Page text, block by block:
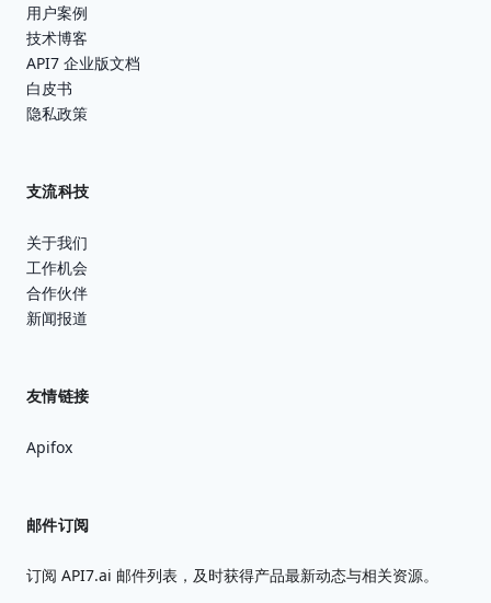
用户案例
技术博客
API7 企业版文档
白皮书
隐私政策
支流科技
关于我们
工作机会
合作伙伴
新闻报道
友情链接
Apifox
邮件订阅
订阅 API7.ai 邮件列表，及时获得产品最新动态与相关资源。